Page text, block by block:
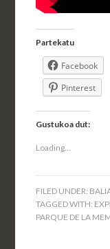
Partekatu
Facebook
Pinterest
Gustukoa dut:
Loading...
FILED UNDER:
TAGGED WITH:
PARQUE DE LA